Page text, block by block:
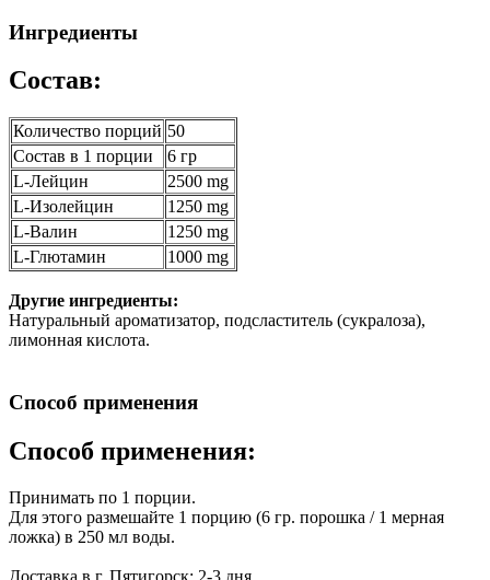
Ингредиенты
Состав:
Количество порций 50
Состав в 1 порции
6 гр
L-Лейцин
2500 mg
L-Изолейцин
1250 mg
L-Валин
1250 mg
L-Глютамин
1000 mg
Другие ингредиенты:
Натуральный ароматизатор, подсластитель (сукралоза),
лимонная кислота.
Способ применения
Способ применения:
Принимать по 1 порции.
Для этого размешайте 1 порцию (6 гр. порошка / 1 мерная
ложка) в 250 мл воды.
Доставка в г. Пятигорск: 2-3 дня